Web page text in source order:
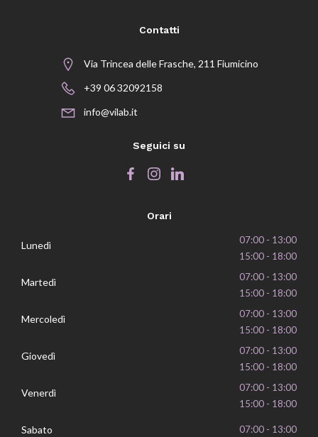
Contatti
Via Trincea delle Frasche, 211 Fiumicino
+39 06 32092158
info@vilab.it
Seguici su
Orari
Lunedì
07:00 - 13:00
15:00 - 18:00
Martedì
07:00 - 13:00
15:00 - 18:00
Mercoledì
07:00 - 13:00
15:00 - 18:00
Giovedì
07:00 - 13:00
15:00 - 18:00
Venerdì
07:00 - 13:00
15:00 - 18:00
Sabato 07:00 - 13:00